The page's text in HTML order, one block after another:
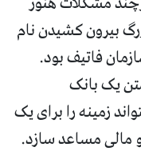
بیرون کشیدن نام
فاتیف بود.
یک بانک
زمینه را برای یک
مالی مساعد سازد.